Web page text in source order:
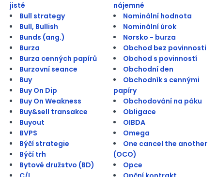
jisté
Bull strategy
Bull, Bullish
Bunds (ang.)
Burza
Burza cenných papírů
Burzovní seance
Buy
Buy On Dip
Buy On Weakness
Buy&sell transakce
Buyout
BVPS
Býčí strategie
Býčí trh
Bytové družstvo (BD)
nájemné
Nominální hodnota
Nominální úrok
Norsko - burza
Obchod bez povinnosti
Obchod s povinností
Obchodní den
Obchodník s cennými
papíry
Obchodování na páku
Obligace
OIBDA
Omega
One cancel the another
(OCO)
Opce